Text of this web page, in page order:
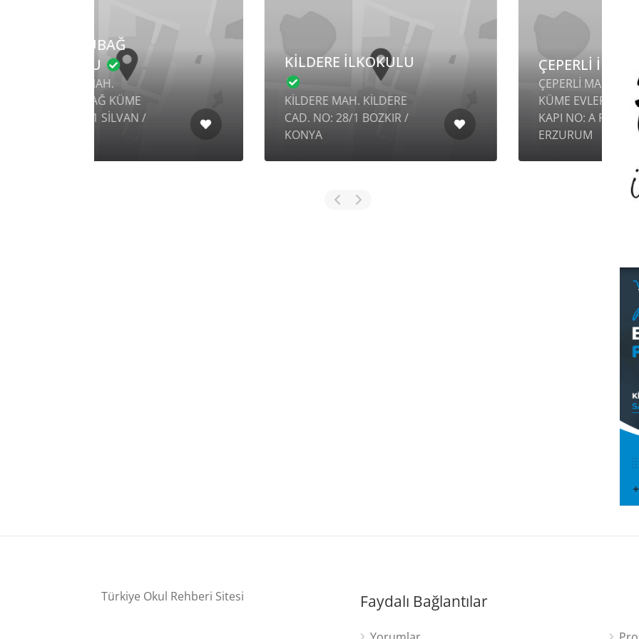
KİLDERE İLKOKULU
KİLDERE MAH. KİLDERE
CAD. NO: 28/1 BOZKIR /
ÇEPERLİ İLKOKULU
ÇEPERLİ MAH. BAYRAK
KÜME EVLERİ NO: 44A İÇ
KAPI NO: A PALANDÖKEN /
Türkiye Okul Rehberi Sitesi Faydalı Bağlantılar